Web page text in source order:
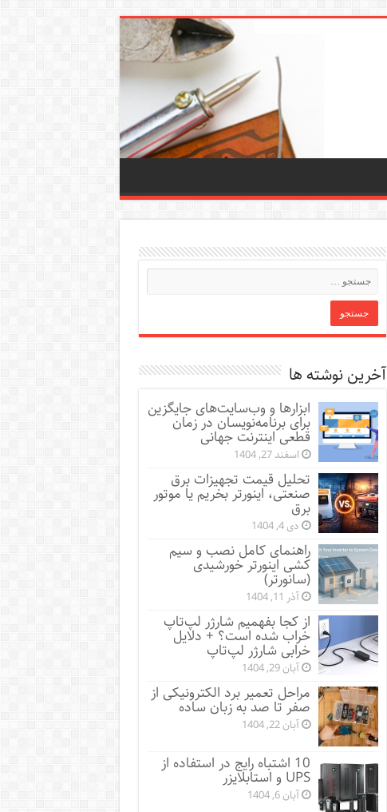
آخرین نوشته ها
ابزارها و وب‌سایت‌های جایگزین
برای برنامه‌نویسان در زمان
قطعی اینترنت جهانی
اسفند 27, 1404
تحلیل قیمت تجهیزات برق
صنعتی، اینورتر بخریم یا موتور
برق
دی 4, 1404
راهنمای کامل نصب و سیم
کشی اینورتر خورشیدی
(سانورتر)
آذر 11, 1404
از کجا بفهمیم شارژر لپ‌تاپ
خراب شده است؟ + دلایل
خرابی شارژر لپ‌تاپ
آبان 29, 1404
مراحل تعمیر برد الکترونیکی از
صفر تا صد به زبان ساده
آبان 22, 1404
10 اشتباه رایج در استفاده از
UPS و استابلایزر
آبان 6, 1404